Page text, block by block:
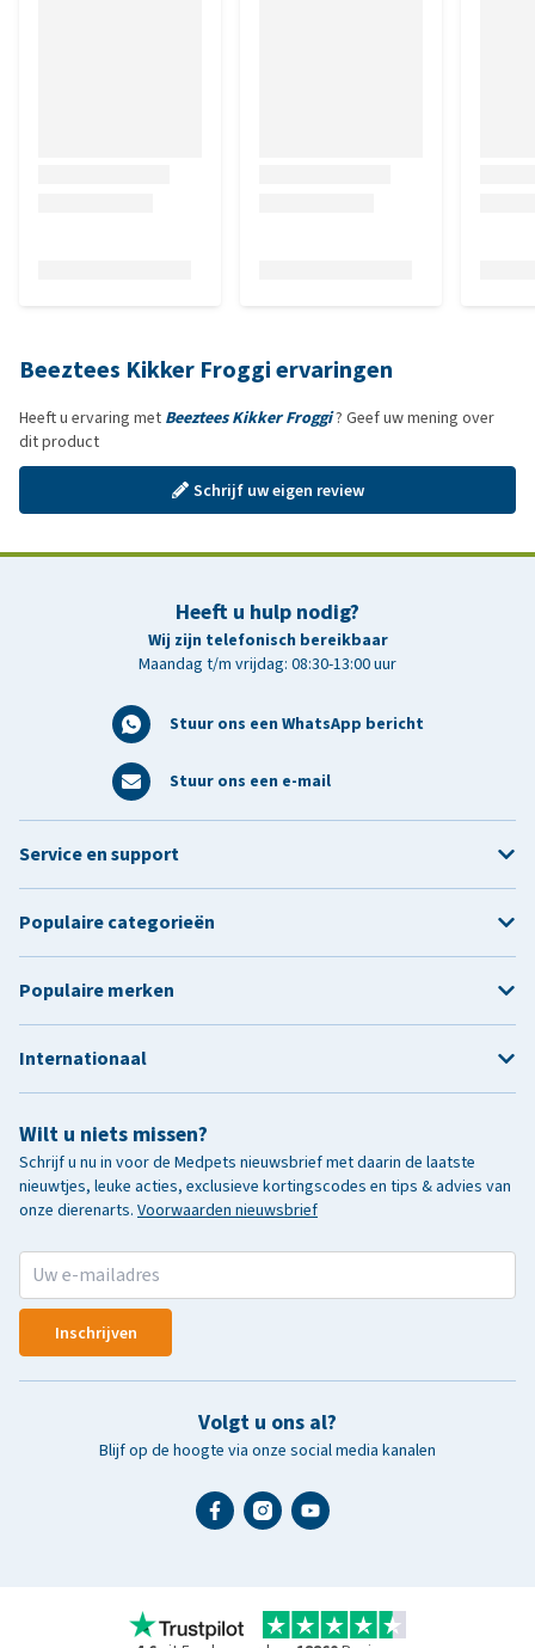
Beeztees Kikker Froggi ervaringen
Heeft u ervaring met Beeztees Kikker Froggi? Geef uw mening over
dit product
Schrijf uw eigen review
Heeft u hulp nodig?
Wij zijn telefonisch bereikbaar
Maandag t/m vrijdag: 08:30-13:00 uur
Stuur ons een WhatsApp bericht
Stuur ons een e-mail
Wilt u niets missen?
Schrijf u nu in voor de Medpets nieuwsbrief met daarin de laatste
nieuwtjes, leuke acties, exclusieve kortingscodes en tips & advies van
onze dierenarts. Voorwaarden nieuwsbrief
Inschrijven
Volgt u ons al?
Blijf op de hoogte via onze social media kanalen
Service en support
Populaire categorieën
Populaire merken
Internationaal